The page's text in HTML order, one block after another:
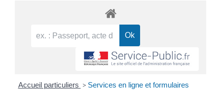
Accueil particuliers > Services en ligne et formulaires